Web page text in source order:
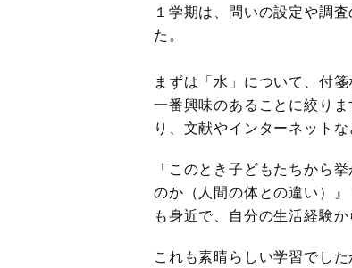
１学期は、問いの設定や調
た。
まずは「水」について、付
一番興味のあることに絞り
り、文献やインターネット
「このとき子どもたちから
のか（人間の体との違い）
も身近で、自分の生活経験か
これも素晴らしい学習でし